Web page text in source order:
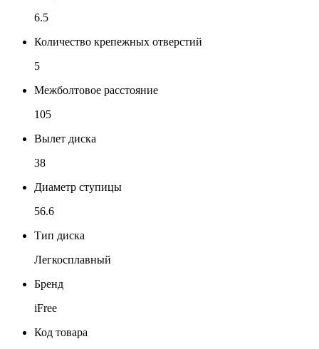
6.5
Количество крепежных отверстий
5
Межболтовое расстояние
105
Вылет диска
38
Диаметр ступицы
56.6
Тип диска
Легкосплавный
Бренд
iFree
Код товара